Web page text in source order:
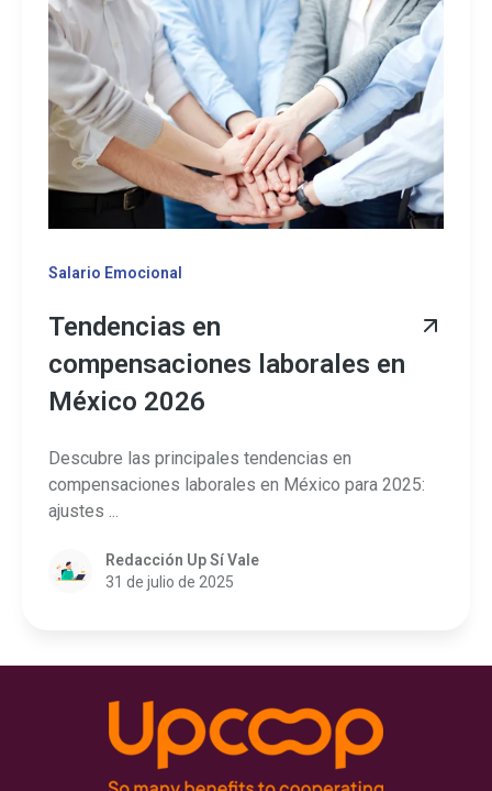
Salario Emocional
Tendencias en
compensaciones laborales en
México 2026
Descubre las principales tendencias en
compensaciones laborales en México para 2025:
ajustes ...
Redacción Up Sí Vale
31 de julio de 2025